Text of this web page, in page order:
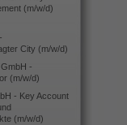
(m/w/d)
City (m/w/d)
-
(m/w/d)
- Key Account
(m/w/d)